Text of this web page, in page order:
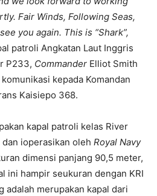
Fair Winds, Following Seas,
you again. This is “Shark”,
patroli Angkatan Laut Inggris
P233, Commander Elliot Smith
kepada Komandan
Kaisiepo 368.
kapal patroli kelas River
ioperasikan oleh Royal Navy
dimensi panjang 90,5 meter,
ini hampir seukuran dengan KRI
adalah merupakan kapal dari